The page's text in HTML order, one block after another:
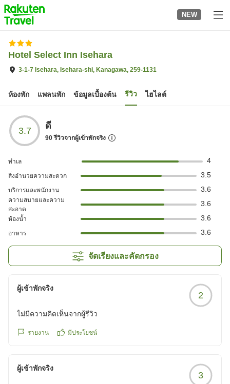
to
top
page
NEW
Hotel Select Inn Isehara
3-1-7 Isehara, Isehara-shi, Kanagawa, 259-1131
ห้องพัก แพลนพัก ข้อมูลเบื้องต้น รีวิว ไฮไลต์
3.7 ดี
90รีวิวจากผู้เข้าพักจริง
ทำเล 4
สิ่งอำนวยความสะดวก 3.5
บริการและพนักงาน 3.6
ความสบายและความ
สะอาด
3.6
ห้องน้ำ 3.6
อาหาร 3.6
จัดเรียงและคัดกรอง
ผู้เข้าพักจริง
2
ไม่มีความคิดเห็นจากผู้รีวิว
รายงาน มีประโยชน์
ผู้เข้าพักจริง
3